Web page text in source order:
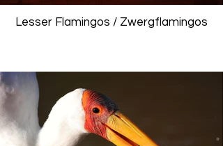
Lesser Flamingos / Zwergflamingos